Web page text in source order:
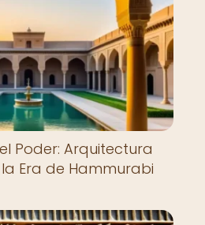
Poder: Arquitectura
Era de Hammurabi